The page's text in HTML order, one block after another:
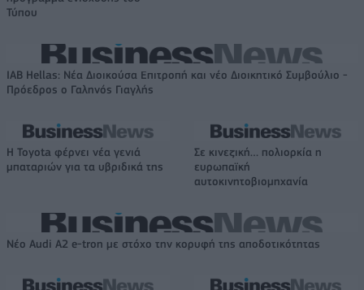
Τύπου
IAB Hellas: Νέα Διοικούσα Επιτροπή και νέο Διοικητικό Συμβούλιο -
Πρόεδρος ο Γαληνός Γιαγλής
Η Toyota φέρνει νέα γενιά
μπαταριών για τα υβριδικά της
Σε κινεζική… πολιορκία η
ευρωπαϊκή
αυτοκινητοβιομηχανία
Νέο Audi A2 e-tron με στόχο την κορυφή της αποδοτικότητας